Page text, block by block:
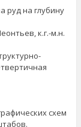
руд на глубину
к.г.-м.н.
схем